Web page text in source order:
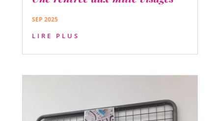
SEP 2025
LIRE PLUS